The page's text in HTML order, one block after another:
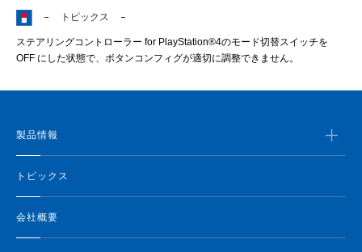
トピックス
ステアリングコントローラー for PlayStation®4のモード切替スイッチを
OFF にした状態で、ボタンコンフィグが適切に調整できません。
製品情報
トピックス
会社概要